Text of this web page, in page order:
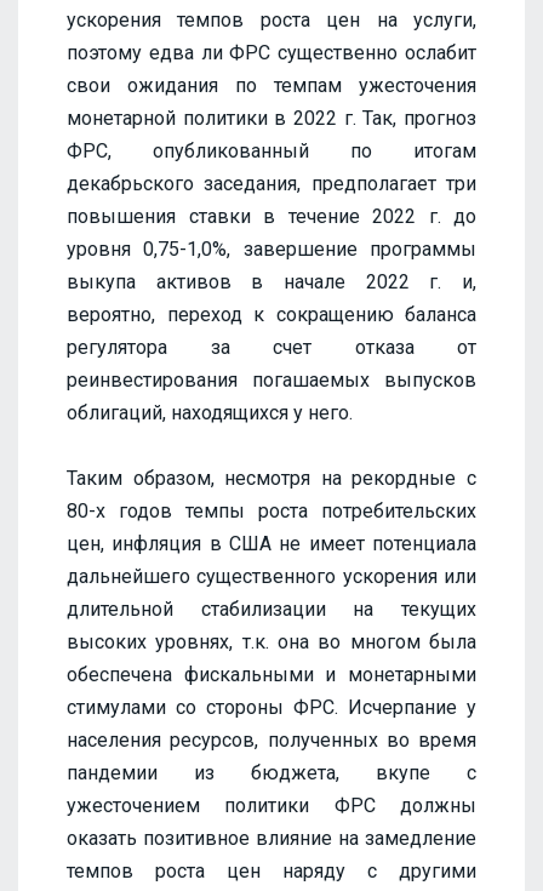
ускорения темпов роста цен на услуги,
поэтому едва ли ФРС существенно ослабит
свои ожидания по темпам ужесточения
монетарной политики в 2022 г. Так, прогноз
ФРС, опубликованный по итогам
декабрьского заседания, предполагает три
повышения ставки в течение 2022 г. до
уровня 0,75-1,0%, завершение программы
выкупа активов в начале 2022 г. и,
вероятно, переход к сокращению баланса
регулятора за счет отказа от
реинвестирования погашаемых выпусков
облигаций, находящихся у него.
Таким образом, несмотря на рекордные с
80-х годов темпы роста потребительских
цен, инфляция в США не имеет потенциала
дальнейшего существенного ускорения или
длительной стабилизации на текущих
высоких уровнях, т.к. она во многом была
обеспечена фискальными и монетарными
стимулами со стороны ФРС. Исчерпание у
населения ресурсов, полученных во время
пандемии из бюджета, вкупе с
ужесточением политики ФРС должны
оказать позитивное влияние на замедление
темпов роста цен наряду с другими